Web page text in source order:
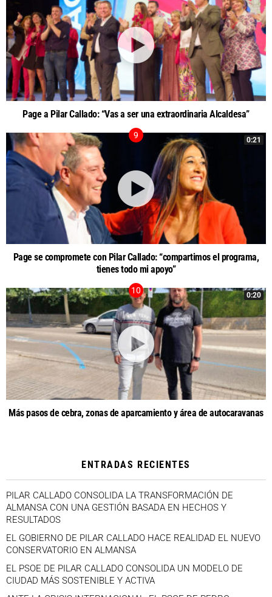
Page a Pilar Callado: “Vas a ser una extraordinaria Alcaldesa”
0:21
Page se compromete con Pilar Callado: “compartimos el programa,
tienes todo mi apoyo”
0:20
Más pasos de cebra, zonas de aparcamiento y área de autocaravanas
ENTRADAS RECIENTES
PILAR CALLADO CONSOLIDA LA TRANSFORMACIÓN DE
ALMANSA CON UNA GESTIÓN BASADA EN HECHOS Y
RESULTADOS
EL GOBIERNO DE PILAR CALLADO HACE REALIDAD EL NUEVO
CONSERVATORIO EN ALMANSA
EL PSOE DE PILAR CALLADO CONSOLIDA UN MODELO DE
CIUDAD MÁS SOSTENIBLE Y ACTIVA